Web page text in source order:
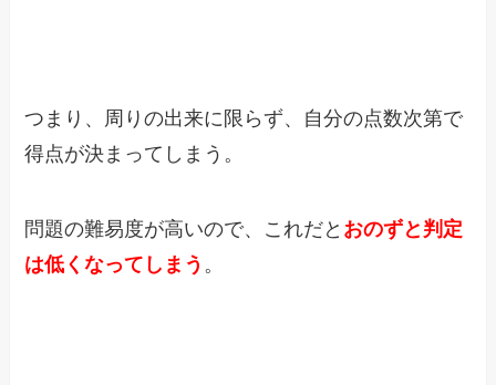
つまり、周りの出来に限らず、自分の点数次第で
得点が決まってしまう。
問題の難易度が高いので、これだと おのずと判定
は低くなってしまう 。